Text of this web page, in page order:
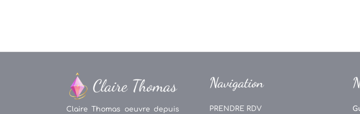
Claire Thomas oeuvre depuis
Navigation
PRENDRE RDV